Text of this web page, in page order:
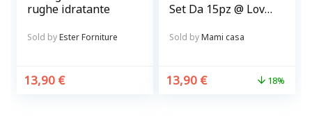
rughe idratante
Sold byEster Forniture
13,90 €
Set Da 15pz @ Love
Sold byMami casa
13,90 € 18%